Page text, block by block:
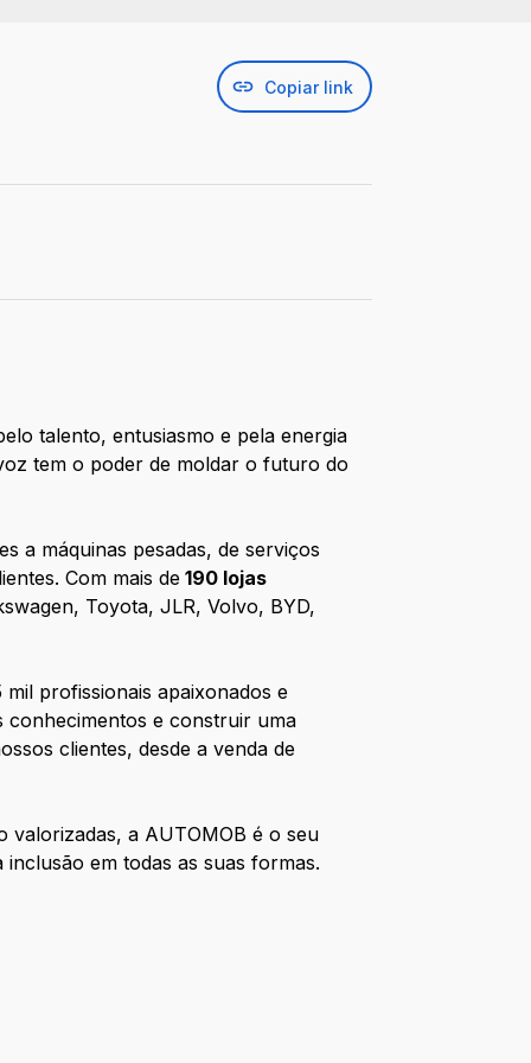
Copiar link
talento, entusiasmo e pela energia
tem o poder de moldar o futuro do
a máquinas pesadas, de serviços
Com mais de 190 lojas
Toyota, JLR, Volvo, BYD,
profissionais apaixonados e
conhecimentos e construir uma
clientes, desde a venda de
valorizadas, a AUTOMOB é o seu
em todas as suas formas.